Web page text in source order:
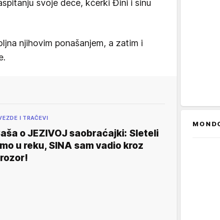
svoje dece, kćerki Đini i sinu
njihovim ponašanjem, a zatim i
I TRAČEVI
o JEZIVOJ saobraćajki: Sleteli
u reku, SINA sam vadio kroz